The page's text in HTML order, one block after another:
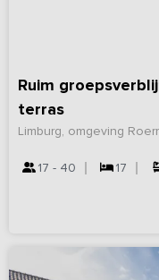
Ruim
terras
Limburg, omgeving
17 - 40 17